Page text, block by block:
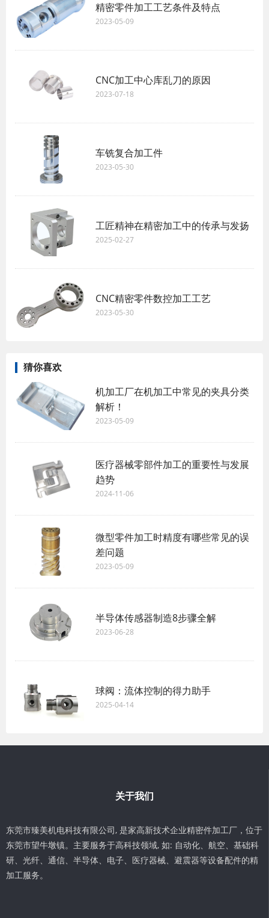
精密零件加工工艺条件及特点
2023-05-09
CNC加工中心库乱刀的原因
2023-07-18
车铣复合加工件
2023-05-30
工匠精神在精密加工中的传承与发扬
2025-02-27
CNC精密零件数控加工工艺
2023-05-30
猜你喜欢
机加工厂在机加工中常见的夹具分类
解析！
2023-05-09
医疗器械零部件加工的重要性与发展
趋势
2024-11-06
微型零件加工时精度有哪些常见的误
差问题
2023-05-09
半导体传感器制造8步骤全解
2023-06-28
球阀：流体控制的得力助手
2025-04-14
关于我们
东莞市臻美机电科技有限公司, 是家高新技术企业精密件加工厂，位于
东莞市望牛墩镇。主要服务于高科技领域, 如: 自动化、航空、基础科
研、光纤、通信、半导体、电子、医疗器械、避震器等设备配件的精
加工服务。